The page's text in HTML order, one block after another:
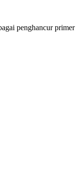
penghancur primer